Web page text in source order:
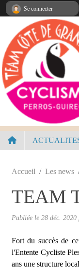
Accueil Les news
TEAM
Publiée le 28 déc. 2020
Fort du succès de
l'Entente Cycliste
ans une structure
Se connecter
Panneau de gestion des